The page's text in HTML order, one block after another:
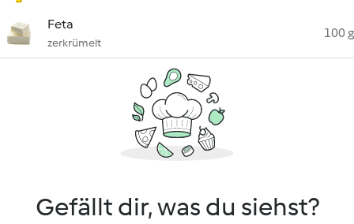
Feta
zerkrümelt
100 g
Gefällt dir, was du siehst?